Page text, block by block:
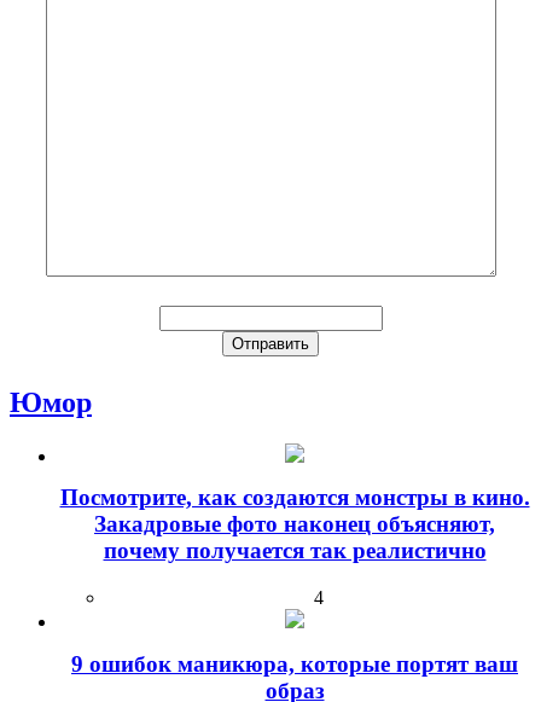
Юмор
Посмотрите, как создаются монстры в кино.
Закадровые фото наконец объясняют,
почему получается так реалистично
4
9 ошибок маникюра, которые портят ваш
образ